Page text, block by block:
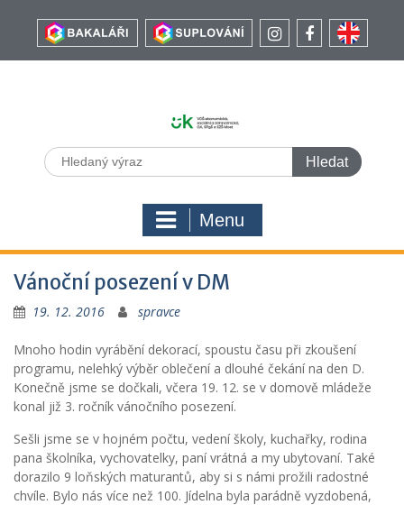
Menu
Vánoční posezení v DM
19. 12. 2016 spravce
Mnoho hodin vyrábění dekorací, spoustu času při zkoušení
programu, nelehký výběr oblečení a dlouhé čekání na den D.
Konečně jsme se dočkali, včera 19. 12. se v domově mládeže
konal již 3. ročník vánočního posezení.
Sešli jsme se v hojném počtu, vedení školy, kuchařky, rodina
pana školníka, vychovatelky, paní vrátná a my ubytovaní. Také
dorazilo 9 loňských maturantů, aby si s námi prožili radostné
chvíle. Bylo nás více než 100. Jídelna byla parádně vyzdobená,